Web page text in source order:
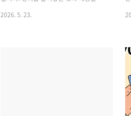
2026. 5. 23.